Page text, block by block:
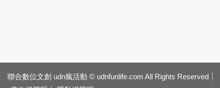
聯合數位文創 udn瘋活動 © udnfunlife.com All Rights Reserved